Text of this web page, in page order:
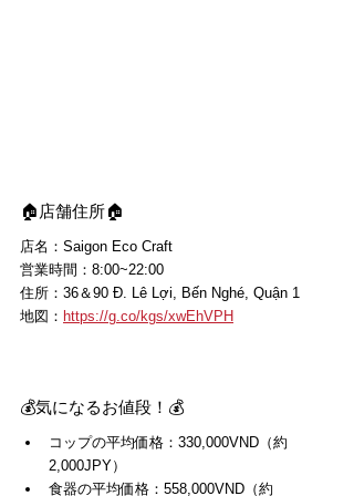
🏠店舗住所🏠
店名：Saigon Eco Craft
営業時間：8:00~22:00
住所：36＆90 Đ. Lê Lợi, Bến Nghé, Quận 1
地図： https://g.co/kgs/xwEhVPH
💰気になるお値段！💰
コップの平均価格：330,000VND（約
2,000JPY）
食器の平均価格：558,000VND（約